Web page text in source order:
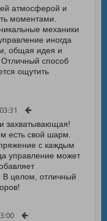
атмосферой и
моментами.
механики
иногда
общая идея и
Отличный способ
ощутить
захватывающая!
есть свой шарм.
с каждым
управление может
В целом, отличный